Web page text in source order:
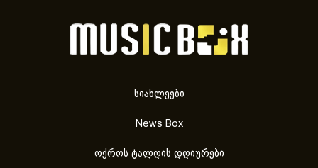
სიახლეები
News Box
ოქროს ტალღის დღიურები